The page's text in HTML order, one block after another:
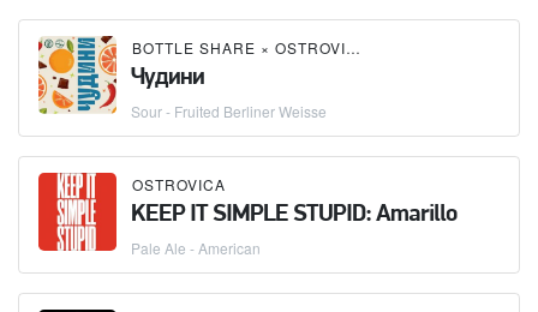
BOTTLE SHARE × OSTROVICA
Чудини
Sour - Fruited Berliner Weisse
OSTROVICA
KEEP IT SIMPLE STUPID: Amarillo
Pale Ale - American